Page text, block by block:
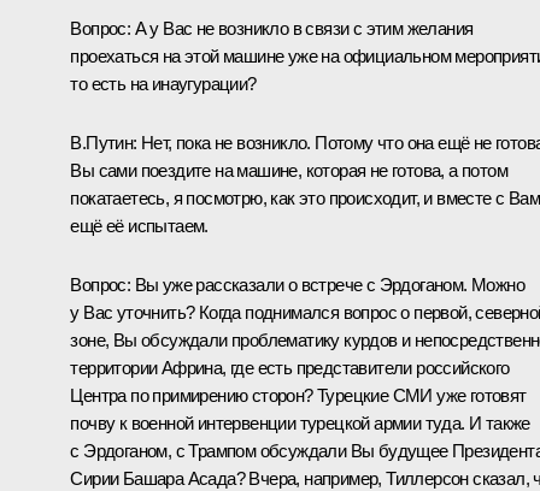
Вопрос: А у Вас не возникло в связи с этим желания
проехаться на этой машине уже на официальном
то есть на инаугурации?
В.Путин: Нет, пока не возникло. Потому что она ещё не
Вы сами поездите на машине, которая не готова, а потом
покатаетесь, я посмотрю, как это происходит, и вместе с
ещё её испытаем.
Вопрос: Вы уже рассказали о встрече с Эрдоганом. Можно
у Вас уточнить? Когда поднимался вопрос о первой,
зоне, Вы обсуждали проблематику курдов и
территории Африна, где есть представители российского
Центра по примирению сторон? Турецкие СМИ уже готовят
почву к военной интервенции турецкой армии туда. И также
с Эрдоганом, с Трампом обсуждали Вы будущее
Сирии Башара Асада? Вчера, например, Тиллерсон сказал,